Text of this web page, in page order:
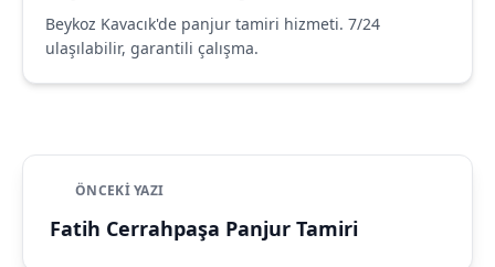
Beykoz Kavacık'de panjur tamiri hizmeti. 7/24
ulaşılabilir, garantili çalışma.
ÖNCEKI YAZI
Fatih Cerrahpaşa Panjur Tamiri